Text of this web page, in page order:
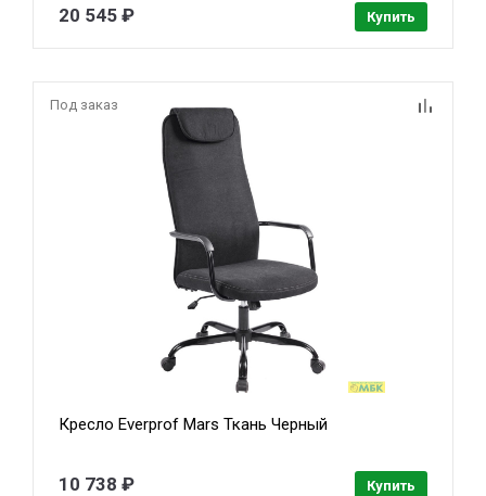
20 545 ₽ Купить
Под заказ
Кресло Everprof Mars Ткань Черный
10 738 ₽ Купить